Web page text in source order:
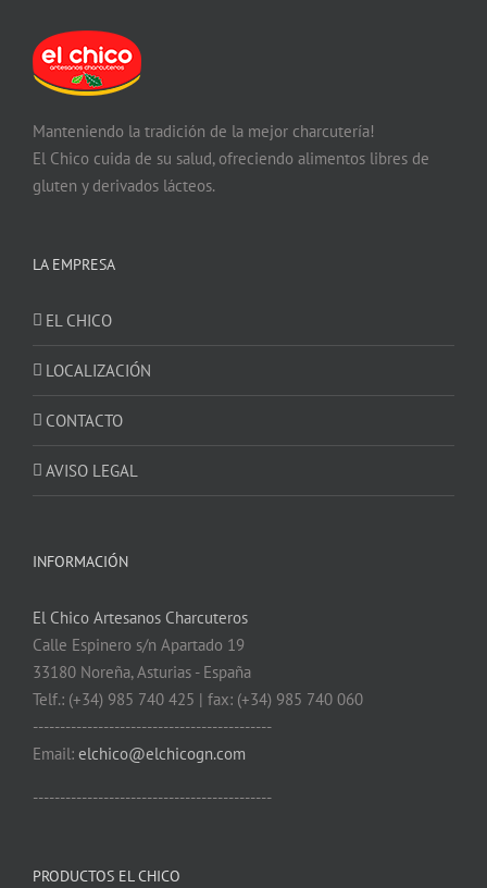
Manteniendo la tradición de la mejor charcutería!
El Chico cuida de su salud, ofreciendo alimentos libres de
gluten y derivados lácteos.
LA EMPRESA
EL CHICO
LOCALIZACIÓN
CONTACTO
AVISO LEGAL
INFORMACIÓN
El Chico Artesanos Charcuteros
Calle Espinero s/n Apartado 19
33180 Noreña, Asturias - España
Telf.: (+34) 985 740 425 | fax: (+34) 985 740 060
--------------------------------------------
Email: elchico@elchicogn.com
--------------------------------------------
PRODUCTOS EL CHICO